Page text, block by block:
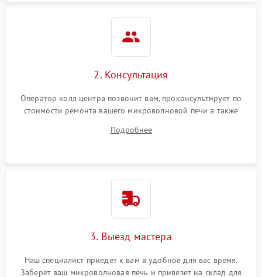
2. Консультация
Оператор колл центра позвонит вам, проконсультирует по
стоимости ремонта вашего микроволновой печи а также
Подробнее
3. Выезд мастера
Наш специалист приедет к вам в удобное для вас время.
Заберет ваш микроволновая печь и привезет на склад для